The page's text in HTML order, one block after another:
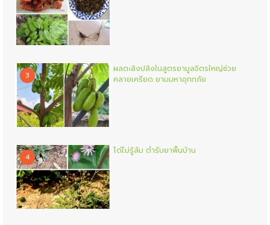
3
ผลตะลิงปลิงในสูตรยามูลจิตรใหญ่ช่วย
คลายเครียด ยามมหาอุทกภัย
4
โด่ไม่รู้ล้ม ตำรับยาพื้นบ้าน